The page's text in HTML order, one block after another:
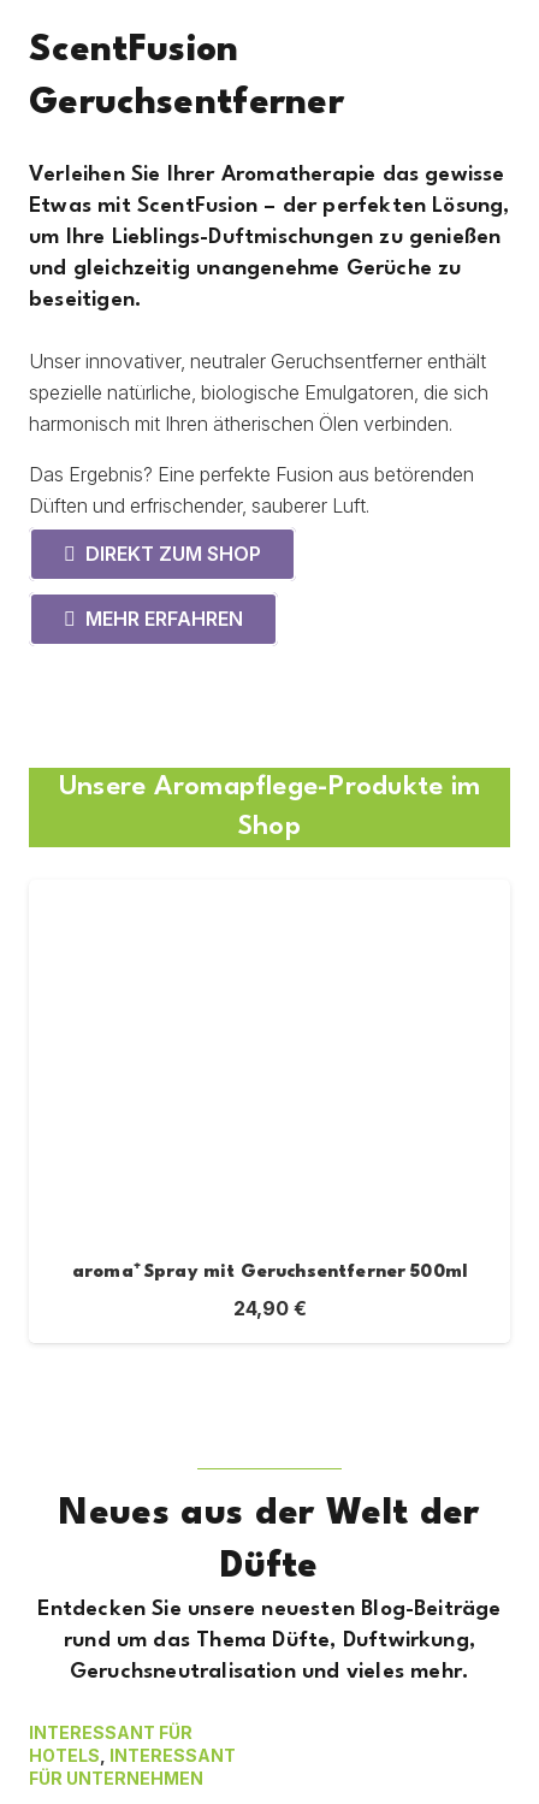
ScentFusion
Geruchsentferner
Verleihen Sie Ihrer Aromatherapie das gewisse
Etwas mit ScentFusion – der perfekten Lösung,
um Ihre Lieblings-Duftmischungen zu genießen
und gleichzeitig unangenehme Gerüche zu
beseitigen.
Unser innovativer, neutraler Geruchsentferner enthält
spezielle natürliche, biologische Emulgatoren, die sich
harmonisch mit Ihren ätherischen Ölen verbinden.
Das Ergebnis? Eine perfekte Fusion aus betörenden
Düften und erfrischender, sauberer Luft.
DIREKT ZUM SHOP
MEHR ERFAHREN
Unsere Aromapflege-Produkte im
Shop
aroma⁺ Spray mit Geruchsentferner 500ml
24,90 €
Neues aus der Welt der
Düfte
Entdecken Sie unsere neuesten Blog-Beiträge
rund um das Thema Düfte, Duftwirkung,
Geruchsneutralisation und vieles mehr.
INTERESSANT FÜR
HOTELS INTERESSANT
FÜR UNTERNEHMEN